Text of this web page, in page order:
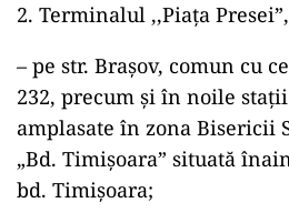
Terminalul ,,Piaţa
– pe str. Braşov, comun cu
232, precum și în noile
amplasate în zona Bisericii
„Bd. Timişoara” situată
bd. Timişoara;